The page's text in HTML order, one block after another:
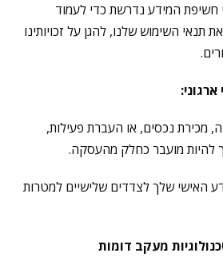
חשיפת המידע נדרשת כדי לעמוד
תנאי השימוש שלנו, להגן על זכויותינו
:
מכירת נכסים, או העברת פעילות,
להיות מועבר כחלק מהעסקה.
האישי שלך לצדדים שלישיים למטרות
מעקב דומות